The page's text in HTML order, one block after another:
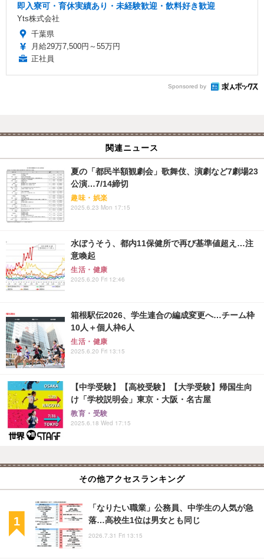
即入寮可・育休実績あり・未経験歓迎・飲料好き歓迎
Yts株式会社
千葉県
月給29万7,500円～55万円
正社員
Sponsored by
関連ニュース
夏の「都民半額観劇会」歌舞伎、演劇など7劇場23
公演…7/14締切
趣味・娯楽
2025.6.23 Mon 17:15
水ぼうそう、都内11保健所で再び基準値超え…注
意喚起
生活・健康
2025.6.20 Fri 12:46
箱根駅伝2026、学生連合の編成変更へ…チーム枠
10人＋個人枠6人
生活・健康
2025.6.20 Fri 13:15
【中学受験】【高校受験】【大学受験】帰国生向
け「学校説明会」東京・大阪・名古屋
教育・受験
2025.6.18 Wed 17:15
その他アクセスランキング
「なりたい職業」公務員、中学生の人気が急
落…高校生1位は男女とも同じ
2026.7.31 Fri 13:15